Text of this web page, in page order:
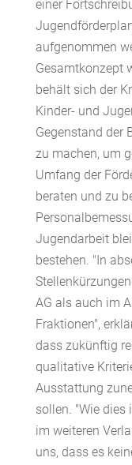
einer
aufgenommen
Gesamtkonzept
behält sich der
Kinder- und
Gegenstand der
zu machen, um
Umfang der
beraten und zu
Jugendarbeit
bestehen. "In
AG als auch im
Fraktionen",
dass zukünftig
qualitative
Ausstattung
sollen. "Wie dies
im weiteren
uns, dass es